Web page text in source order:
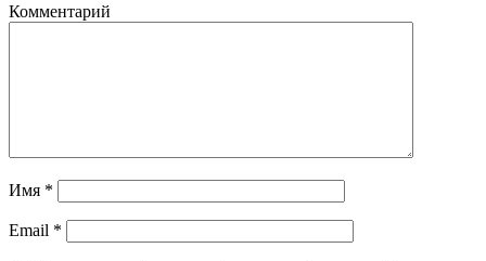
Комментарий
Имя *
Email *